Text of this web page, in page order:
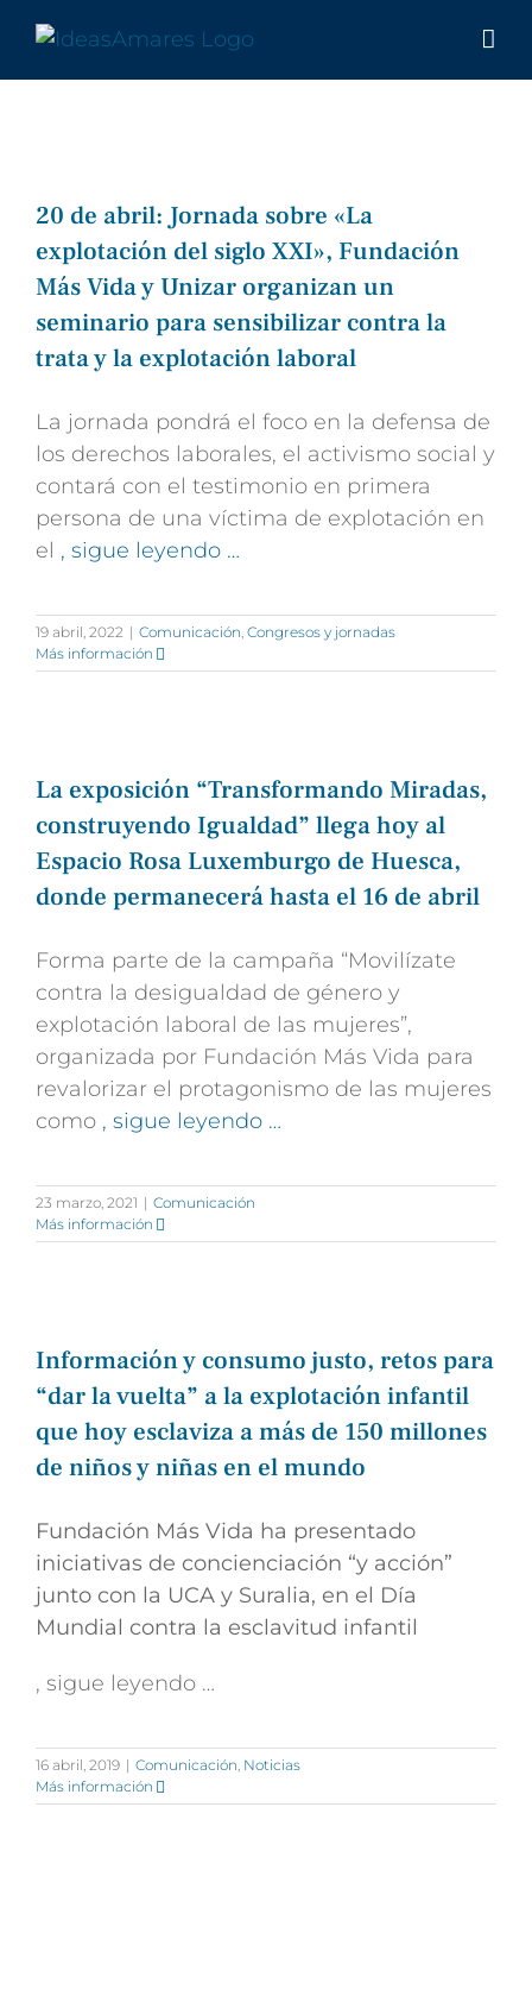
contenido
20 de abril: Jornada sobre «La
explotación del siglo XXI», Fundación
Más Vida y Unizar organizan un
seminario para sensibilizar contra la
trata y la explotación laboral
La jornada pondrá el foco en la defensa de
los derechos laborales, el activismo social y
contará con el testimonio en primera
persona de una víctima de explotación en
el , sigue leyendo …
19 abril, 2022 | Comunicación, Congresos y jornadas
Más información
La exposición “Transformando Miradas,
construyendo Igualdad” llega hoy al
Espacio Rosa Luxemburgo de Huesca,
donde permanecerá hasta el 16 de abril
Forma parte de la campaña “Movilízate
contra la desigualdad de género y
explotación laboral de las mujeres”,
organizada por Fundación Más Vida para
revalorizar el protagonismo de las mujeres
como , sigue leyendo …
23 marzo, 2021 | Comunicación
Más información
Información y consumo justo, retos para
“dar la vuelta” a la explotación infantil
que hoy esclaviza a más de 150 millones
de niños y niñas en el mundo
Fundación Más Vida ha presentado
iniciativas de concienciación “y acción”
junto con la UCA y Suralia, en el Día
Mundial contra la esclavitud infantil
, sigue leyendo …
16 abril, 2019 | Comunicación, Noticias
Más información